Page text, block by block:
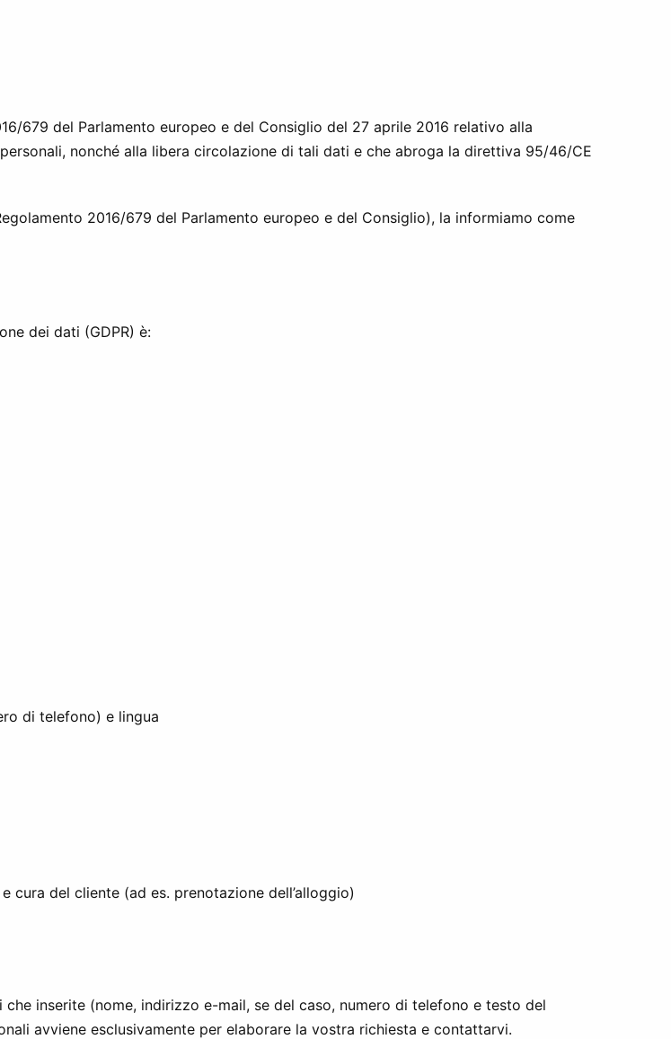
679 del Parlamento europeo e del Consiglio del 27 aprile 2016 relativo alla
nonché alla libera circolazione di tali dati e che abroga la direttiva 95/46/CE
2016/679 del Parlamento europeo e del Consiglio), la informiamo come
dei dati (GDPR) è:
di telefono) e lingua
del cliente (ad es. prenotazione dell’alloggio)
inserite (nome, indirizzo e-mail, se del caso, numero di telefono e testo del
avviene esclusivamente per elaborare la vostra richiesta e contattarvi.